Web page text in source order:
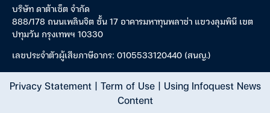
บริษัท ดาต้าเซ็ต จำกัด
888/178 ถนนเพลินจิต ชั้น 17 อาคารมหาทุนพลาซ่า แขวงลุมพินี เขต
ปทุมวัน กรุงเทพฯ 10330
เลขประจำตัวผู้เสียภาษีอากร: 0105533120440 (สนญ.)
Privacy Statement| Term of Use| Using Infoquest News
Content